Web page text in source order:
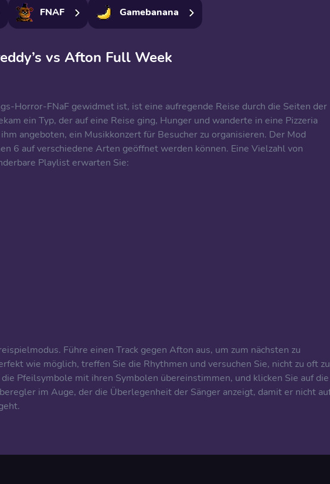
FNAF Gamebanana
vs Afton Full Week
Horror-FNaF gewidmet ist, ist eine aufregende Reise durch die Seiten der
ein Typ, der auf eine Reise ging, Hunger und wanderte in eine Pizzeria
angeboten, ein Musikkonzert für Besucher zu organisieren. Der Mod
6 auf verschiedene Arten geöffnet werden können. Eine Vielzahl von
Playlist erwarten Sie:
Führe einen Track gegen Afton aus, um zum nächsten zu
wie möglich, treffen Sie die Rhythmen und versuchen Sie, nicht zu oft zu
Pfeilsymbole mit ihren Symbolen übereinstimmen, und klicken Sie auf die
im Auge, der die Überlegenheit der Sänger anzeigt, damit er nicht